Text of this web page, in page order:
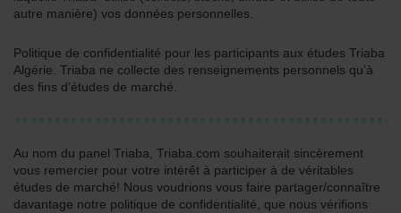
autre manière) vos données personnelles.
Politique de confidentialité pour les participants aux études Triaba
Algérie. Triaba ne collecte des renseignements personnels qu’à
des fins d’études de marché.
Au nom du panel Triaba, Triaba.com souhaiterait sincèrement
vous remercier pour votre intérêt à participer à de véritables
études de marché! Nous voudrions vous faire partager/connaître
davantage notre politique de confidentialité, que nous vérifions